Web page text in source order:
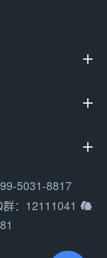



5031-8817
：12111041 